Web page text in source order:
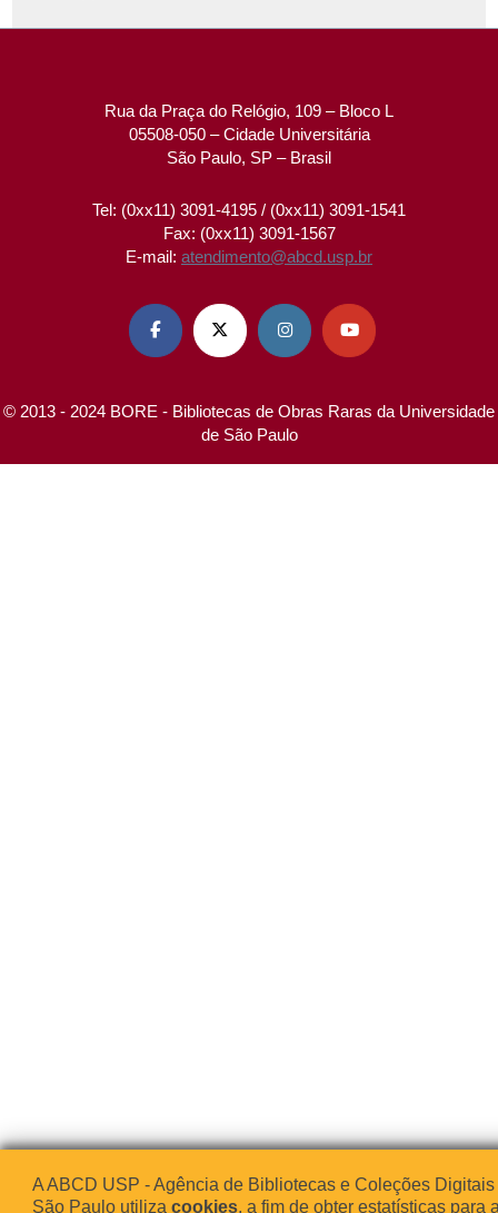
Rua da Praça do Relógio, 109 – Bloco L
05508-050 – Cidade Universitária
São Paulo, SP – Brasil
Tel: (0xx11) 3091-4195 / (0xx11) 3091-1541
Fax: (0xx11) 3091-1567
E-mail: atendimento@abcd.usp.br
   
© 2013 - 2024 BORE - Bibliotecas de Obras Raras da Universidade
de São Paulo
A ABCD USP - Agência de Bibliotecas e Coleções
São Paulo utiliza cookies, a fim de obter estatísticas para